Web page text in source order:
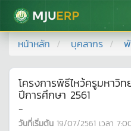
มหาวิทยาลัยแม่โจ้
หน้าหลัก บุคลากร
โครงการพิธีไหว้ครูมหาวิ
ปีการศึกษา 2561
-
วันที่เริ่มต้น 19/07/2561 เวลา